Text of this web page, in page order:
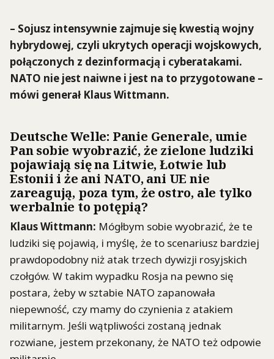
– Sojusz intensywnie zajmuje się kwestią wojny
hybrydowej, czyli ukrytych operacji wojskowych,
połączonych z dezinformacją i cyberatakami.
NATO nie jest naiwne i jest na to przygotowane –
mówi generał KlausWittmann.
DeutscheWelle: Panie Generale, umie
Pan sobie wyobrazić, że zielone ludziki
pojawiają się na Litwie, Łotwie lub
Estonii i że ani NATO, ani UE nie
zareagują, poza tym, że ostro, ale tylko
werbalnie to potępią?
KlausWittmann: Mógłbym sobie wyobrazić, że te
ludziki się pojawią, i myślę, że to scenariusz bardziej
prawdopodobny niż atak trzech dywizji rosyjskich
czołgów. W takim wypadku Rosja na pewno się
postara, żeby w sztabie NATO zapanowała
niepewność, czy mamy do czynienia z atakiem
militarnym. Jeśli wątpliwości zostaną jednak
rozwiane, jestem przekonany, że NATO też odpowie